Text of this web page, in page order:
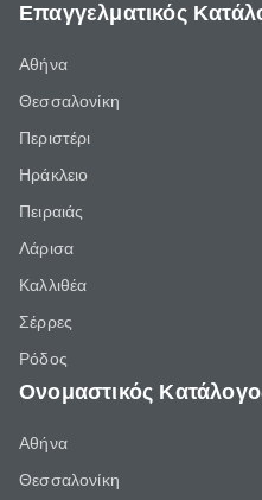
Επαγγελματικός
Αθήνα
Θεσσαλονίκη
Περιστέρι
Ηράκλειο
Πειραιάς
Λάρισα
Καλλιθέα
Σέρρες
Ρόδος
Ονομαστικός
Αθήνα
Θεσσαλονίκη